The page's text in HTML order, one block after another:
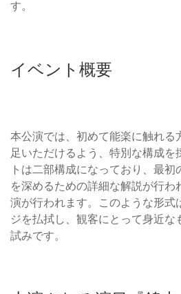
す。
イベント概要
本公演では、初めて能楽に触れる
足いただけるよう、特別な構成を
トは二部構成になっており、最
を深めるための詳細な解説が行わ
演が行われます。このような形式
ジを払拭し、観客にとって身近な
試みです。